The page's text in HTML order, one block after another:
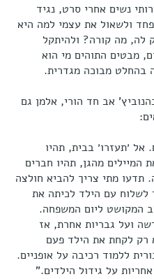
נשים אחרי סרט, נגיד
ולשאול את עצמי למה היא
לה, מה קורה? ולהיתקל
מבטים התוהים מי הוא
בהחלט מבוכה מגדרית.
אב חד הורי, אלמן גם
׳תעזרו׳ בבית, תהיו
המיילים מהגן, תהיו חברים
תדעו מתי צריך להביא חולצה
לשלוח עם הילד לכיתה את
המקושט ליום המשפחה.
ועל גבריות אחרת, אז
רק לקחת את הילד פעם
ללמוד רכיבה על אופניים.
על גידול הילדים."